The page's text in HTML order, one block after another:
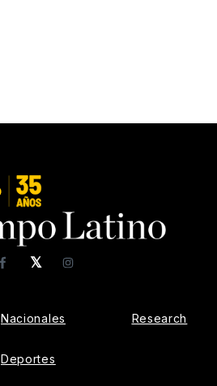
𝕏
FacebookInstagram
Nacionales
Deportes
Research